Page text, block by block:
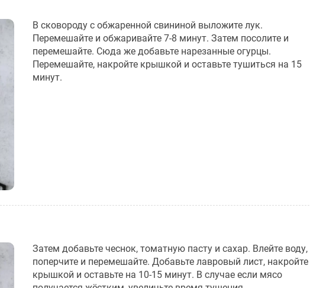
В сковороду с обжаренной свининой выложите лук.
Перемешайте и обжаривайте 7-8 минут. Затем посолите и
перемешайте. Сюда же добавьте нарезанные огурцы.
Перемешайте, накройте крышкой и оставьте тушиться на 15
минут.
Затем добавьте чеснок, томатную пасту и сахар. Влейте воду,
поперчите и перемешайте. Добавьте лавровый лист, накройте
крышкой и оставьте на 10-15 минут. В случае если мясо